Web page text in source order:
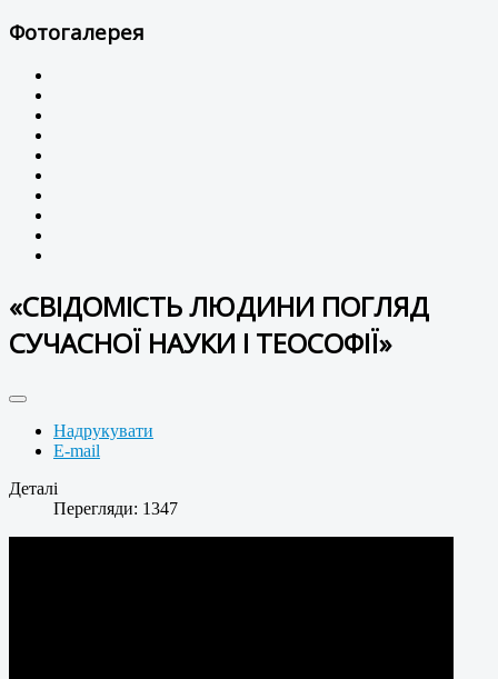
Фотогалерея
«СВІДОМІСТЬ ЛЮДИНИ ПОГЛЯД
СУЧАСНОЇ НАУКИ І ТЕОСОФІЇ»
Надрукувати
E-mail
Деталі
Перегляди: 1347